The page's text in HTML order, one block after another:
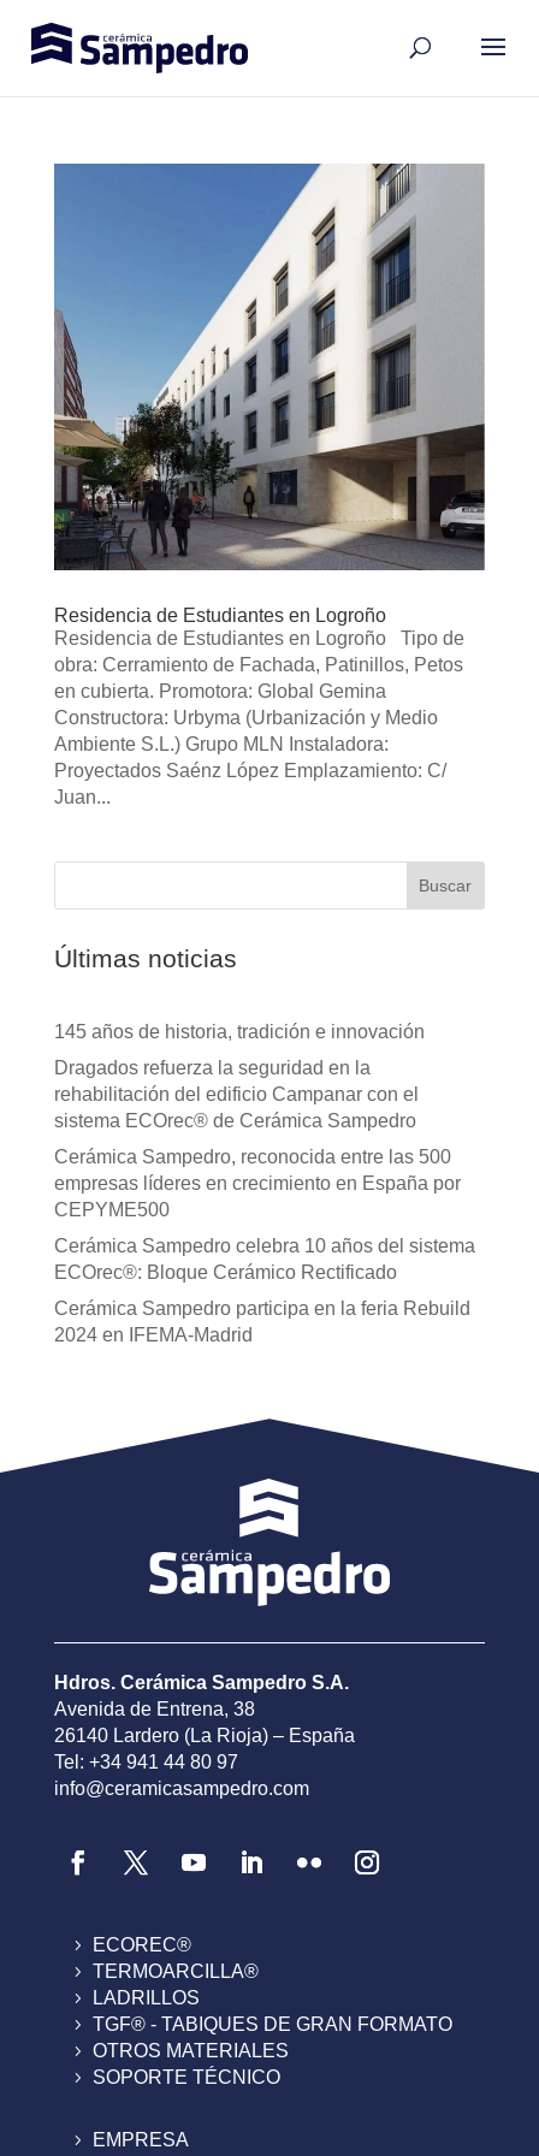
Residencia de Estudiantes en Logroño
Residencia de Estudiantes en Logroño Tipo de
obra: Cerramiento de Fachada, Patinillos, Petos
en cubierta. Promotora: Global Gemina
Constructora: Urbyma (Urbanización y Medio
Ambiente S.L.) Grupo MLN Instaladora:
Proyectados Saénz López Emplazamiento: C/
Juan...
Buscar
Últimas noticias
145 años de historia, tradición e innovación
Dragados refuerza la seguridad en la
rehabilitación del edificio Campanar con el
sistema ECOrec® de Cerámica Sampedro
Cerámica Sampedro, reconocida entre las 500
empresas líderes en crecimiento en España por
CEPYME500
Cerámica Sampedro celebra 10 años del sistema
ECOrec®: Bloque Cerámico Rectificado
Cerámica Sampedro participa en la feria Rebuild
2024 en IFEMA-Madrid
Hdros. Cerámica Sampedro S.A.
Avenida de Entrena, 38
26140 Lardero (La Rioja) – España
Tel: +34 941 44 80 97
info@ceramicasampedro.com
ECOREC®
TERMOARCILLA®
LADRILLOS
TGF® - TABIQUES DE GRAN FORMATO
OTROS MATERIALES
SOPORTE TÉCNICO
EMPRESA